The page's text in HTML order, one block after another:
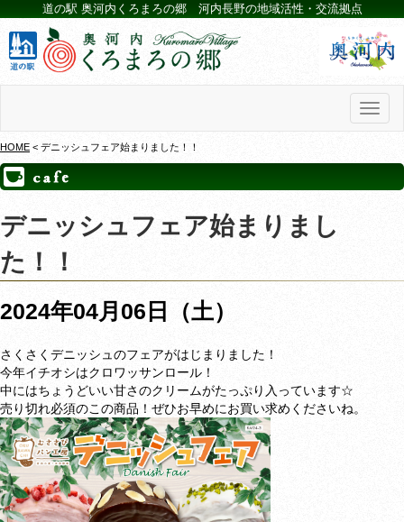
道の駅 奥河内くろまろの郷 河内長野の地域活性・交流拠点
HOME < デニッシュフェア始まりました！！
デニッシュフェア始まりまし
た！！
2024年04月06日（土）
さくさくデニッシュのフェアがはじまりました！
今年イチオシはクロワッサンロール！
中にはちょうどいい甘さのクリームがたっぷり入っています☆
売り切れ必須のこの商品！ぜひお早めにお買い求めくださいね。